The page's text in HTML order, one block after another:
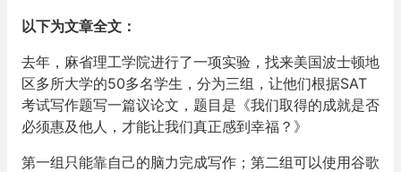
以下为文章全文：
去年，麻省理工学院进行了一项实验，找来美国波士顿地
区多所大学的50多名学生，分为三组，让他们根据SAT
考试写作题写一篇议论文，题目是《我们取得的成就是否
必须惠及他人，才能让我们真正感到幸福？》
第一组只能靠自己的脑力完成写作；第二组可以使用谷歌